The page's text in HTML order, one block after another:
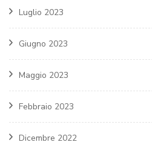
Luglio 2023
Giugno 2023
Maggio 2023
Febbraio 2023
Dicembre 2022